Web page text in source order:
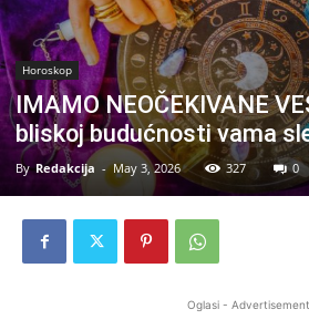
Horoskop
IMAMO NEOČEKIVANE
bliskoj budućnosti vama
By Redakcija - May 3, 2026 327 0
Oglasi - Advertisement